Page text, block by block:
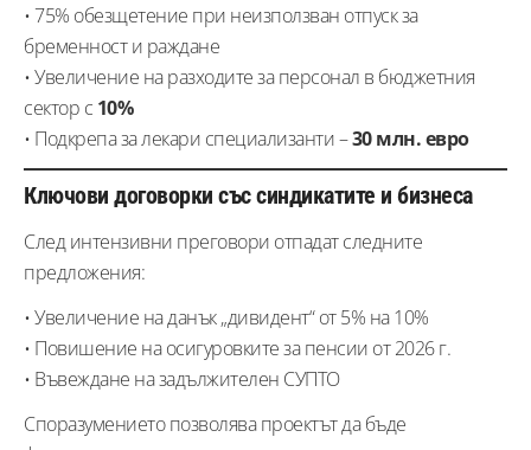
• 75% обезщетение при неизползван отпуск за
бременност и раждане
• Увеличение на разходите за персонал в бюджетния
сектор с 10%
• Подкрепа за лекари специализанти –30 млн. евро
Ключови договорки със синдикатите и бизнеса
След интензивни преговори отпадат следните
предложения:
• Увеличение на данък „дивидент“ от 5% на 10%
• Повишение на осигуровките за пенсии от 2026 г.
• Въвеждане на задължителен СУПТО
Споразумението позволява проектът да бъде